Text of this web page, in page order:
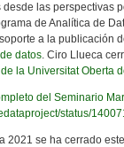
desde las perspectivas
de Analítica de
a la publicación
datos. Ciro Llueca
la Universitat Oberta
del Seminario
status/
2021 se ha cerrado